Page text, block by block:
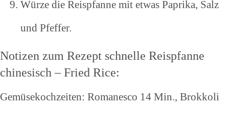
Würze die Reispfanne mit etwas Paprika, Salz
und Pfeffer.
Notizen zum Rezept schnelle Reispfanne
chinesisch – Fried Rice:
Gemüsekochzeiten: Romanesco 14 Min., Brokkoli